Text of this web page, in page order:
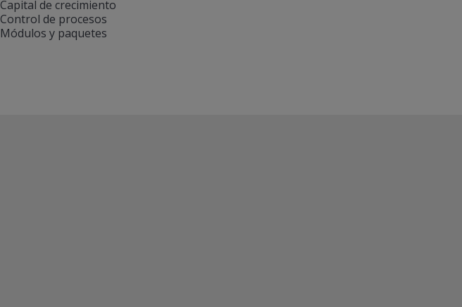
Capital de crecimiento
Control de procesos
Módulos y paquetes